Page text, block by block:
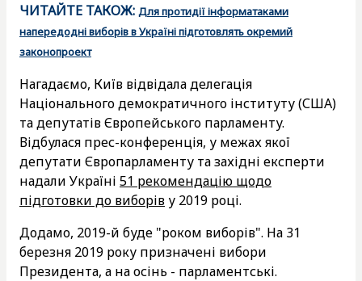
ЧИТАЙТЕ ТАКОЖ: Для протидії інформатаками
напередодні виборів в Україні підготовлять окремий
законопроект
Нагадаємо, Київ відвідала делегація
Національного демократичного інституту (США)
та депутатів Європейського парламенту.
Відбулася прес-конференція, у межах якої
депутати Європарламенту та західні експерти
надали Україні 51 рекомендацію щодо
підготовки до виборів у 2019 році.
Додамо, 2019-й буде "роком виборів". На 31
березня 2019 року призначені вибори
Президента, а на осінь - парламентські.